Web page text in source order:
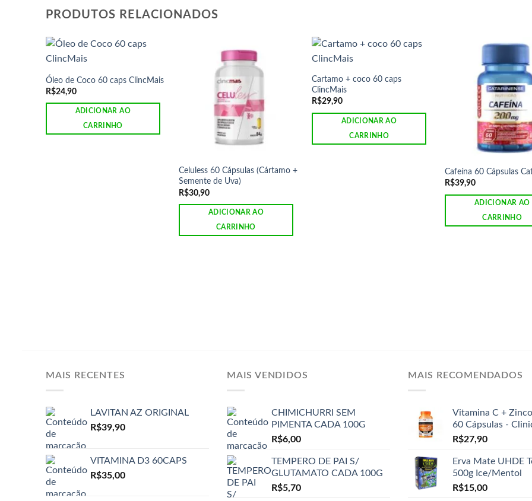
PRODUTOS RELACIONADOS
Óleo de Coco 60 caps ClincMais
R$24,90
ADICIONAR AO
CARRINHO
Celuless 60 Cápsulas (Cártamo +
Semente de Uva)
R$30,90
ADICIONAR AO
CARRINHO
Cartamo + coco 60 caps
ClincMais
R$29,90
ADICIONAR AO
CARRINHO
Cafeína 60 Cápsulas
R$39,90
ADICIONAR AO
CARRINHO
MAIS RECENTES
LAVITAN AZ ORIGINAL
R$39,90
VITAMINA D3 60CAPS
R$35,00
MAIS VENDIDOS
CHIMICHURRI SEM
PIMENTA CADA 100G
R$6,00
TEMPERO DE PAI S/
GLUTAMATO CADA 100G
R$5,70
MAIS RECOMENDADOS
Vitamina C +
60 Cápsulas -
R$27,90
Erva Mate UHDE
500g Ice/Mentol
R$15,00